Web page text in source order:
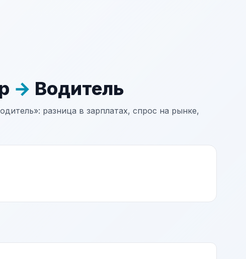
→ Водитель
разница в зарплатах, спрос на рынке,